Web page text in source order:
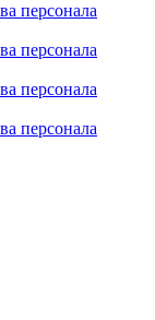
персонала
персонала
персонала
персонала